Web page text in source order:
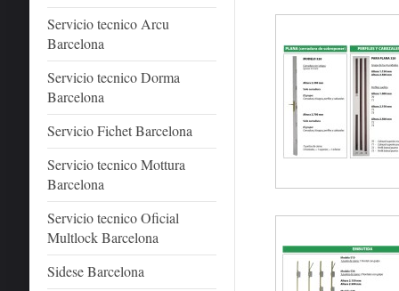
Servicio tecnico Arcu
Barcelona
Servicio tecnico Dorma
Barcelona
Servicio Fichet Barcelona
Servicio tecnico Mottura
Barcelona
Servicio tecnico Oficial
Multlock Barcelona
Sidese Barcelona